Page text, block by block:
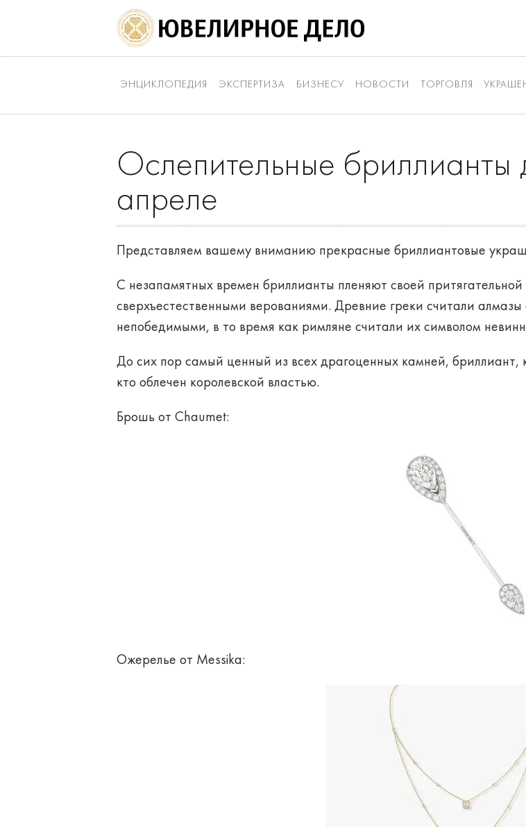
ЭНЦИКЛОПЕДИЯ ЭКСПЕРТИЗА БИЗНЕСУ НОВОСТИ ТОРГОВЛЯ
Ослепительные бриллианты
апреле
Представляем вашему вниманию прекрасные бриллиантовые
С незапамятных времен бриллианты пленяют своей
сверхъестественными верованиями. Древние греки считали
непобедимыми, в то время как римляне считали их символом
До сих пор самый ценный из всех драгоценных камней, бриллиант,
кто облечен королевской властью.
Брошь от Chaumet:
Ожерелье от Messika: